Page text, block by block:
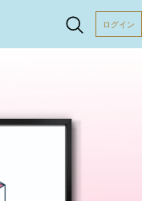
ログイン